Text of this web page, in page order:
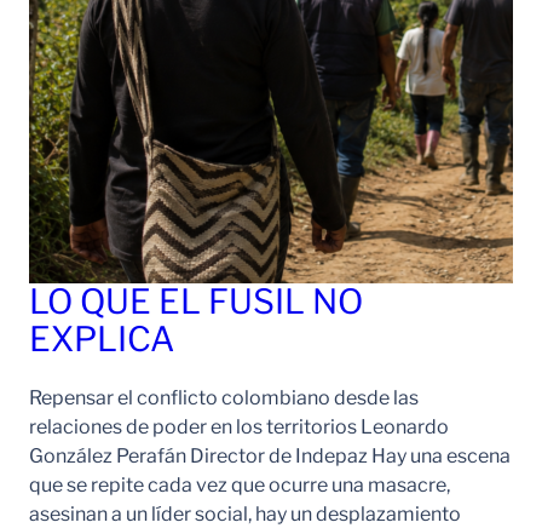
LO QUE EL FUSIL NO
EXPLICA
Repensar el conflicto colombiano desde las
relaciones de poder en los territorios Leonardo
González Perafán Director de Indepaz Hay una escena
que se repite cada vez que ocurre una masacre,
asesinan a un líder social, hay un desplazamiento